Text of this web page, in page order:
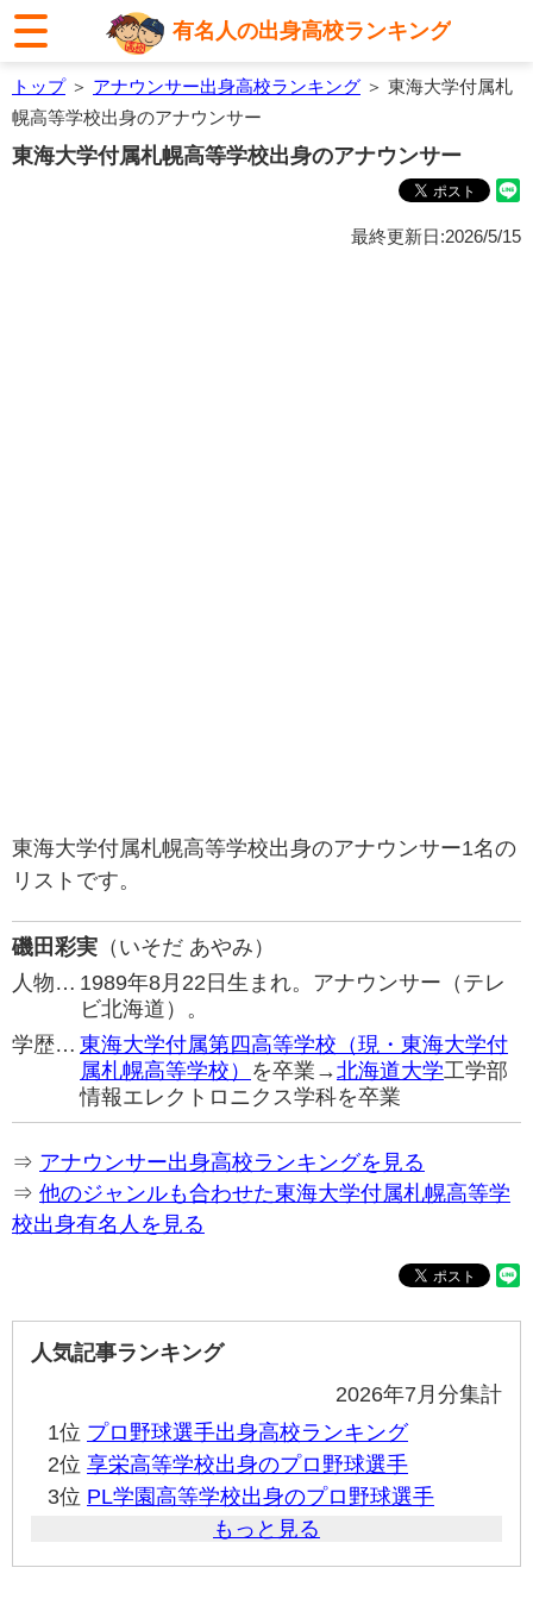
有名人の出身高校ランキング
トップ＞ アナウンサー出身高校ランキング ＞ 東海大学付属札
幌高等学校出身のアナウンサー
東海大学付属札幌高等学校出身のアナウンサー
最終更新日:2026/5/15
東海大学付属札幌高等学校出身のアナウンサー1名の
リストです。
磯田彩実 （いそだ あやみ）
人物… 1989年8月22日生まれ。アナウンサー（テレ
ビ北海道）。
学歴… 東海大学付属第四高等学校（現・東海大学付
属札幌高等学校） を卒業→北海道大学工学部
情報エレクトロニクス学科を卒業
⇒ アナウンサー出身高校ランキングを見る
⇒ 他のジャンルも合わせた東海大学付属札幌高等学
校出身有名人を見る
人気記事ランキング
2026年7月分集計
1位 プロ野球選手出身高校ランキング
2位 享栄高等学校出身のプロ野球選手
3位 PL学園高等学校出身のプロ野球選手
もっと見る